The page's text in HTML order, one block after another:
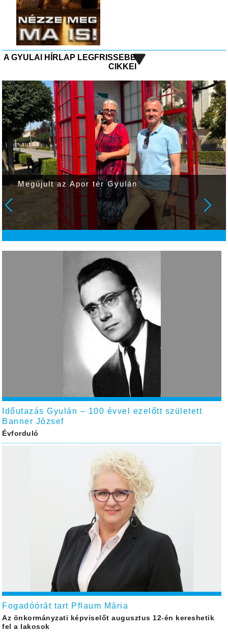
A GYULAI HÍRLAP LEGFRISSEBB
CIKKEI
Megújult az Apor tér Gyulán
Időutazás Gyulán – 100 évvel ezelőtt született
Banner József
Évforduló
Fogadóórát tart Pflaum Mária
Az önkormányzati képviselőt augusztus 12-én kereshetik
fel a lakosok